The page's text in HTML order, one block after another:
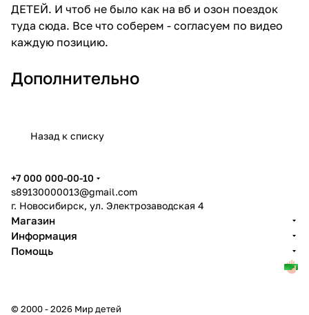
ДЕТЕЙ. И чтоб не было как на вб и озон поездок
туда сюда. Все что соберем - согласуем по видео
каждую позицию.
Дополнительно
Назад к списку
+7 000 000-00-10
s89130000013@gmail.com
г. Новосибирск, ул. Электрозаводская 4
Магазин
Информация
Помощь
© 2000 - 2026 Мир детей